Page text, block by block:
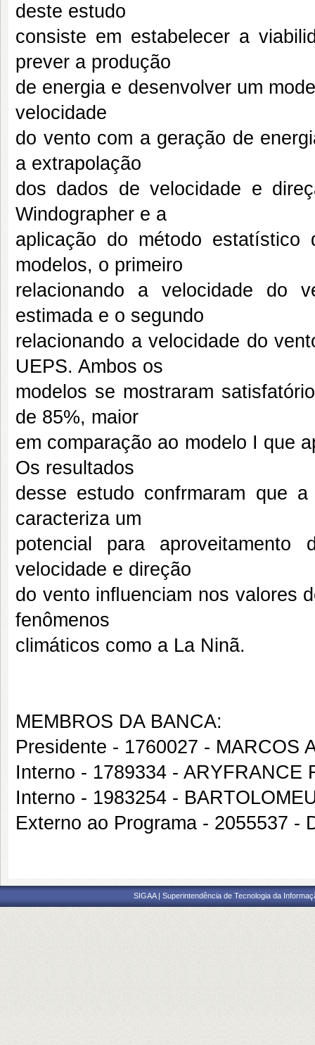
deste estudo
consiste em estabelecer a
prever a produção
de energia e desenvolver um
velocidade
do vento com a geração de
a extrapolação
dos dados de velocidade e
Windographer e a
aplicação do método estatístico
modelos, o primeiro
relacionando a velocidade do
estimada e o segundo
relacionando a velocidade do
UEPS. Ambos os
modelos se mostraram
de 85%, maior
em comparação ao modelo I que
Os resultados
desse estudo confrmaram que
caracteriza um
potencial para
velocidade e direção
do vento inﬂuenciam nos valores
fenômenos
climáticos como a La Ninã.
MEMBROS DA BANCA:
Presidente - 1760027 - MARCOS
Interno - 1789334 - ARYFRANCE
Interno - 1983254 -
Externo ao Programa - 2055537 -
SIGAA | Superintendência de Tecnologia da